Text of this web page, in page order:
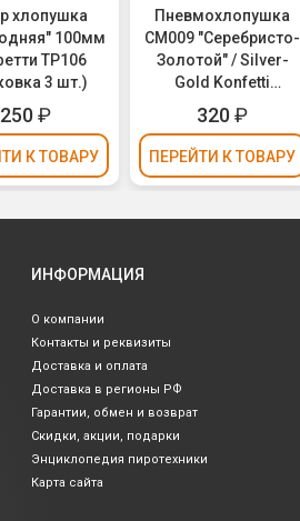
хлопушка
100мм
ТР106
3 шт.)
250₽
К ТОВАРУ
Пневмохлопушка
CM009 "Серебристо-
Золотой" / Silver-
Gold Konfetti
(золотое и
серебряное
конфетти, фольга)
320₽
ПЕРЕЙТИ К ТОВАРУ
ИНФОРМАЦИЯ
О компании
Контакты и реквизиты
Доставка и оплата
Доставка в регионы РФ
Гарантии, обмен и возврат
Скидки, акции, подарки
Энциклопедия пиротехники
Карта сайта